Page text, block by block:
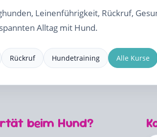
Leinenführigkeit, Rückruf,
Alltag mit Hund.
Rückruf Hundetraining Alle Kurse
beim Hund?